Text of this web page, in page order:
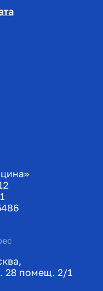
28 помещ. 2/1